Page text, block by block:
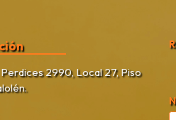
Perdices 2990, Local 27, Piso